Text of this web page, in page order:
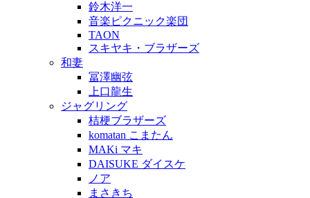
鈴木洋一
音楽ピクニック楽団
TAON
スキヤキ・ブラザーズ
和妻
冨澤幽弦
上口龍生
ジャグリング
桔梗ブラザーズ
komatan こまたん
MAKi マキ
DAISUKE ダイスケ
ノア
まさきち